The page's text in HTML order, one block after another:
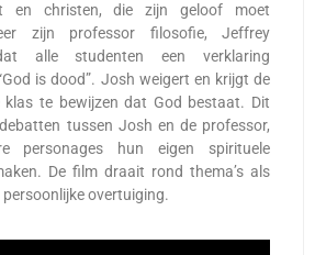
en christen, die zijn geloof moet
zijn professor filosofie, Jeffrey
alle studenten een verklaring
is dood”. Josh weigert en krijgt de
te bewijzen dat God bestaat. Dit
tussen Josh en de professor,
personages hun eigen spirituele
De film draait rond thema’s als
overtuiging.